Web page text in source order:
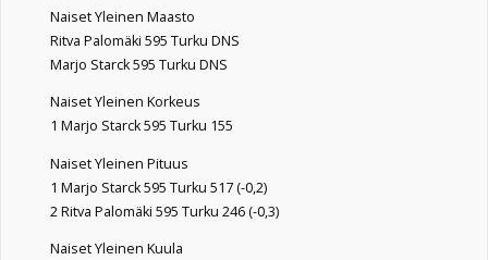
Naiset Yleinen Maasto
Ritva Palomäki 595 Turku DNS
Marjo Starck 595 Turku DNS
Naiset Yleinen Korkeus
1 Marjo Starck 595 Turku 155
Naiset Yleinen Pituus
1 Marjo Starck 595 Turku 517 (-0,2)
2 Ritva Palomäki 595 Turku 246 (-0,3)
Naiset Yleinen Kuula